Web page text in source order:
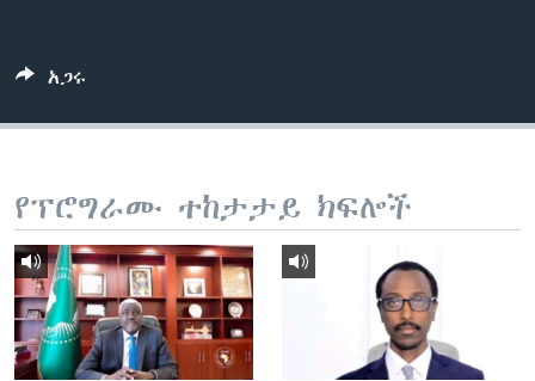
አጋሩ
የፕሮግራሙ ተከታታይ ክፍሎች